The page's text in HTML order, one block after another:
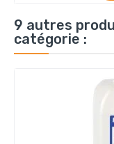
9 autres
catégorie :